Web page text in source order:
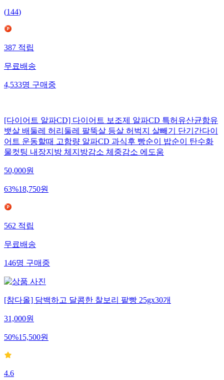
(144)
387 적립
무료배송
4,533명 구매중
[다이어트 알파CD] 다이어트 보조제 알파CD 특허유산균함유
뱃살 배둘레 허리둘레 팔뚝살 등살 허벅지 살빼기 단기간다이
어트 운동할때 고함량 알파CD 과식후 빵순이 밥순이 탄수화
물컷팅 내장지방 체지방감소 체중감소 에도움
50,000원
63%18,750원
562적립
무료배송
146명구매중
[참다올] 담백하고 달콤한 찰보리 팥빵 25gx30개
31,000원
50%15,500원
4.6